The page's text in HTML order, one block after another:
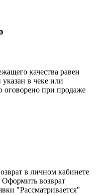
качества равен
в чеке или
оговорено при продаже
в личном кабинете
Оформить возврат
"Рассматривается"